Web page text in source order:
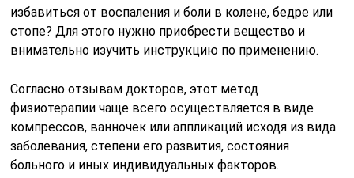
избавиться от воспаления и боли в колене, бедре или
стопе? Для этого нужно приобрести вещество и
внимательно изучить инструкцию по применению.
Согласно отзывам докторов, этот метод
физиотерапии чаще всего осуществляется в виде
компрессов, ванночек или аппликаций исходя из вида
заболевания, степени его развития, состояния
больного и иных индивидуальных факторов.